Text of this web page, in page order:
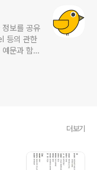
정보를 공유
등의 관한
문과 함께
더보기